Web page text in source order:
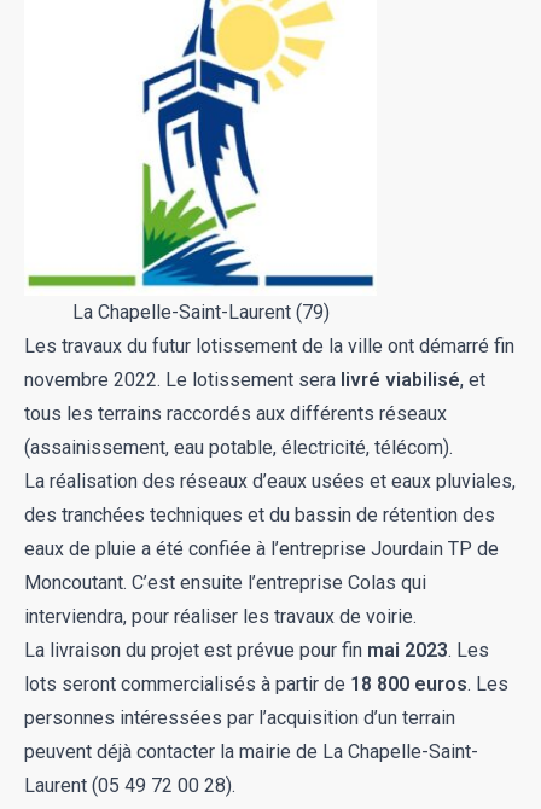
La Chapelle-Saint-Laurent (79)
Les travaux du futur lotissement de la ville ont démarré fin
novembre 2022. Le lotissement sera livré viabilisé, et
tous les terrains raccordés aux différents réseaux
(assainissement, eau potable, électricité, télécom).
La réalisation des réseaux d’eaux usées et eaux pluviales,
des tranchées techniques et du bassin de rétention des
eaux de pluie a été confiée à l’entreprise Jourdain TP de
Moncoutant. C’est ensuite l’entreprise Colas qui
interviendra, pour réaliser les travaux de voirie.
La livraison du projet est prévue pour fin mai 2023. Les
lots seront commercialisés à partir de 18 800 euros. Les
personnes intéressées par l’acquisition d’un terrain
peuvent déjà contacter la mairie de La Chapelle-Saint-
Laurent (05 49 72 00 28).